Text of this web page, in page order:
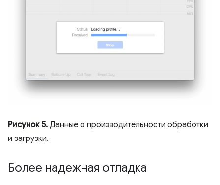
Рисунок 5. Данные о производительности обработки
и загрузки.
Более надежная отладка